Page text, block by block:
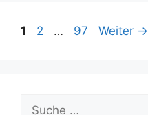
Seite
1 Seite
2 … Seite
97 Weiter →
Suche